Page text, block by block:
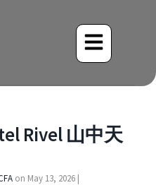
Rivel 山中天
on May 13, 2026 |